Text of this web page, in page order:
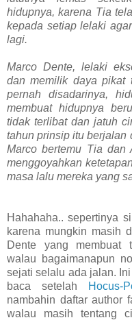
hidupnya, karena Tia
kepada setiap lelaki
lagi.
Marco Dente, lelaki
dan memilik daya pikat
pernah disadarinya,
membuat hidupnya
tidak terlibat dan jatuh
tahun prinsip itu berjalan
Marco bertemu Tia dan
menggoyahkan
masa lalu mereka yang
Hahahaha.. sepertinya
karena mungkin masih
Dente yang membuat
walau bagaimanapun
sejati selalu ada jalan.
baca setelah
Hocus-
nambahin daftar author
walau masih tentang